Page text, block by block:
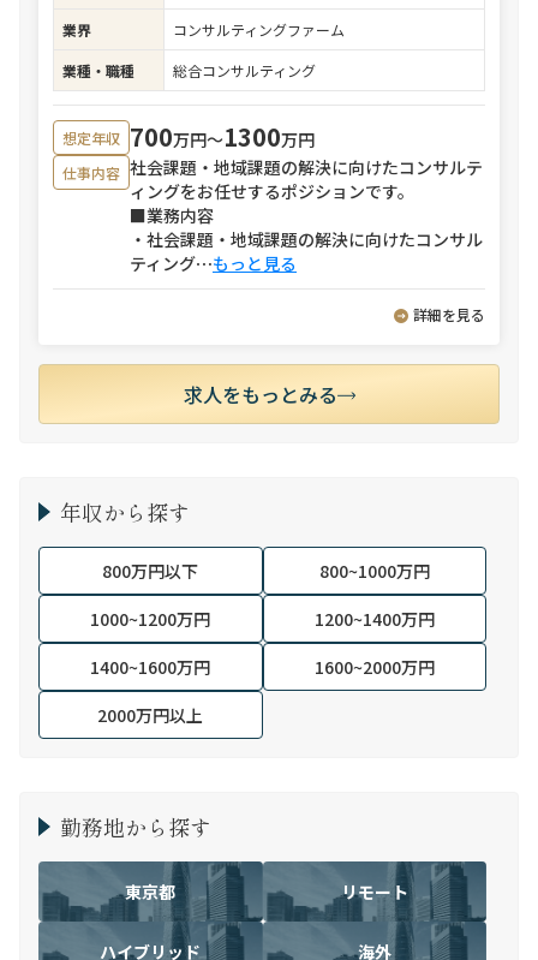
業界
コンサルティングファーム
業種・職種
総合コンサルティング
想定年収 700万円〜1300万円
仕事内容 社会課題・地域課題の解決に向けたコンサルテ
ィングをお任せするポジションです。
■業務内容
・社会課題・地域課題の解決に向けたコンサル
ティング⋯もっと見る
詳細を見る
求人をもっとみる
年収から探す
800万円以下
800~1000万円
1000~1200万円
1200~1400万円
1400~1600万円
1600~2000万円
2000万円以上
勤務地から探す
東京都 リモート
ハイブリッド 海外